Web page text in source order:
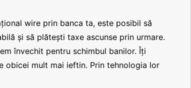
wire prin banca ta, este posibil să
și să plătești taxe ascunse prin urmare.
învechit pentru schimbul banilor. Îți
obicei mult mai ieftin. Prin tehnologia lor